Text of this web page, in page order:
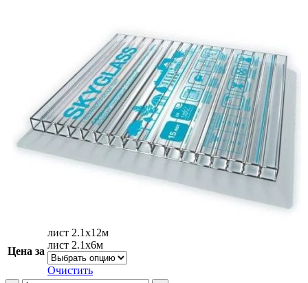
Цена за
лист 2.1х12м
лист 2.1х6м
Очистить